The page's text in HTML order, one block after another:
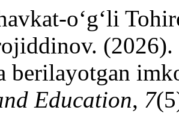
o‘g‘li
berilayotgan
Education, 7